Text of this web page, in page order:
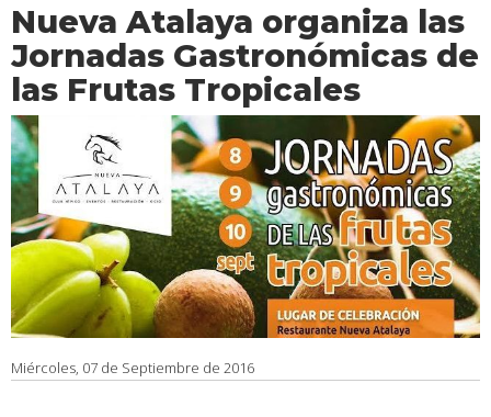
Nueva Atalaya organiza las
Jornadas Gastronómicas de
las Frutas Tropicales
Miércoles, 07 de Septiembre de 2016